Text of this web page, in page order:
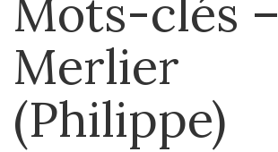
Mots-clés –
Merlier
(Philippe)